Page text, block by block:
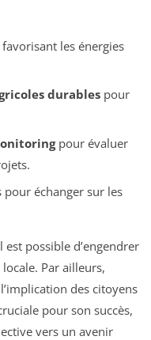
les énergies
durablespour
pour évaluer
échanger sur les
est possible d’engendrer
Par ailleurs,
des citoyens
pour son succès,
vers un avenir